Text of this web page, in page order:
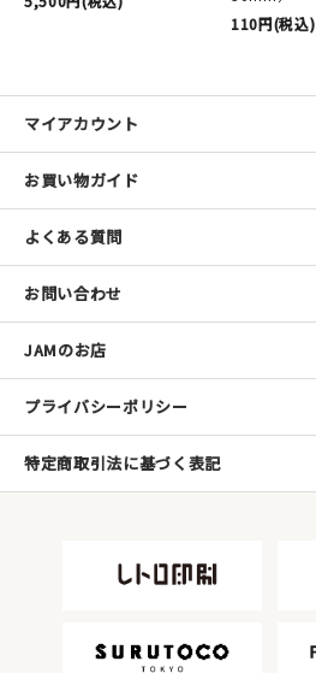
110円(税込)
マイアカウント
お買い物ガイド
よくある質問
お問い合わせ
JAMのお店
プライバシーポリシー
特定商取引法に基づく表記